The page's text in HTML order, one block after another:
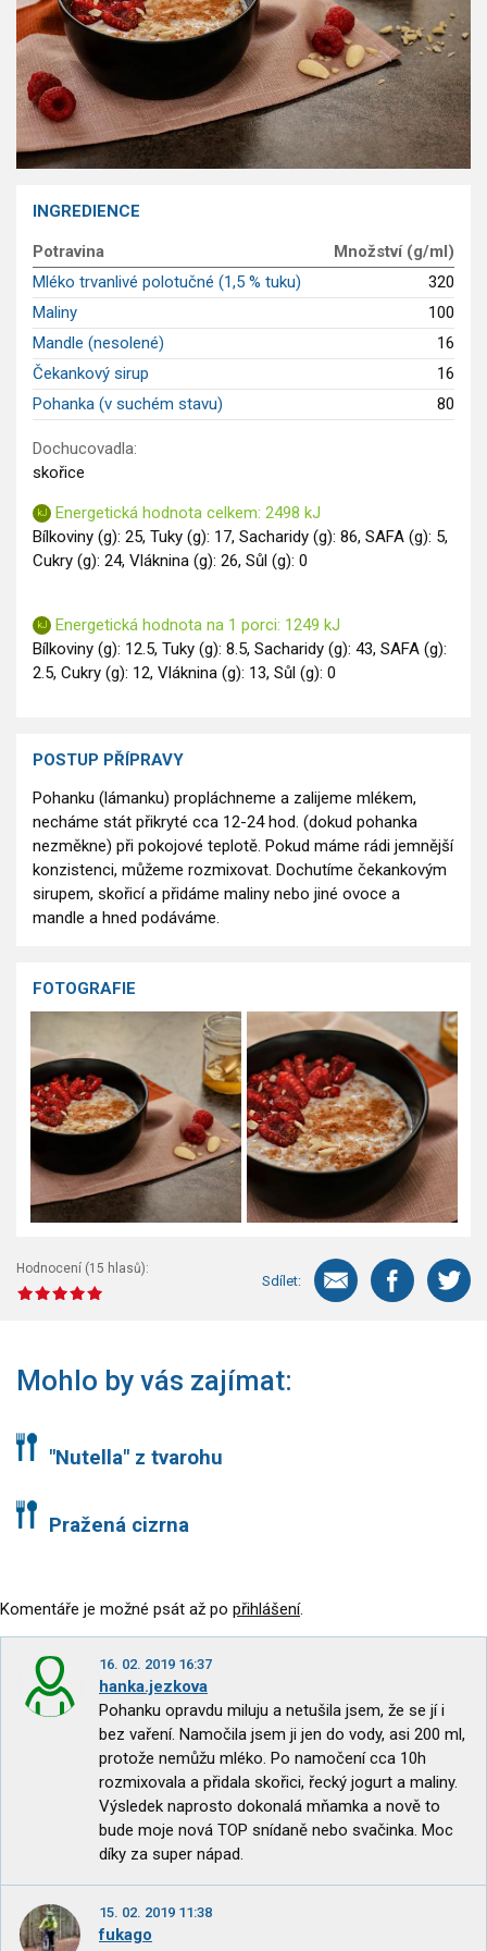
GLP-1 recepty
INGREDIENCE
Potravina
Množství (g/ml)
Mléko trvanlivé polotučné (1,5 % tuku)
320
Maliny
100
Mandle (nesolené)
16
Čekankový sirup
16
Pohanka (v suchém stavu)
80
Dochucovadla:
skořice
Energetická hodnota celkem: 2498 kJ
Bílkoviny (g): 25, Tuky (g): 17, Sacharidy (g): 86, SAFA (g): 5,
Cukry (g): 24, Vláknina (g): 26, Sůl (g): 0
Energetická hodnota na 1 porci: 1249 kJ
Bílkoviny (g): 12.5, Tuky (g): 8.5, Sacharidy (g): 43, SAFA (g):
2.5, Cukry (g): 12, Vláknina (g): 13, Sůl (g): 0
POSTUP PŘÍPRAVY
Pohanku (lámanku) propláchneme a zalijeme mlékem,
necháme stát přikryté cca 12-24 hod. (dokud pohanka
nezměkne) při pokojové teplotě. Pokud máme rádi jemnější
konzistenci, můžeme rozmixovat. Dochutíme čekankovým
sirupem, skořicí a přidáme maliny nebo jiné ovoce a
mandle a hned podáváme.
FOTOGRAFIE
Hodnocení (15 hlasů):
Sdílet:
Mohlo by vás zajímat:
"Nutella" z tvarohu
Pražená cizrna
Komentáře je možné psát až po přihlášení.
16. 02. 2019 16:37
hanka.jezkova
Pohanku opravdu miluju a netušila jsem, že se jí i
bez vaření. Namočila jsem ji jen do vody, asi 200 ml,
protože nemůžu mléko. Po namočení cca 10h
rozmixovala a přidala skořici, řecký jogurt a maliny.
Výsledek naprosto dokonalá mňamka a nově to
bude moje nová TOP snídaně nebo svačinka. Moc
díky za super nápad.
15. 02. 2019 11:38
fukago